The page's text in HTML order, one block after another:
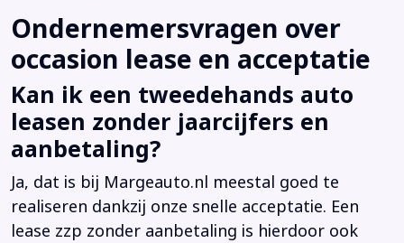
Ondernemersvragen over
occasion lease en acceptatie
Kan ik een tweedehands auto
leasen zonder jaarcijfers en
aanbetaling?
Ja, dat is bij Margeauto.nl meestal goed te
realiseren dankzij onze snelle acceptatie. Een
lease zzp zonder aanbetaling is hierdoor ook